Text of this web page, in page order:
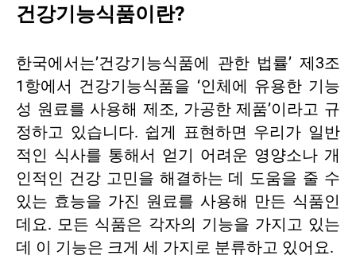
건강기능식품이란?
한국에서는’건강기능식품에 관한 법률’ 제3조
1항에서 건강기능식품을 ‘인체에 유용한 기능
성 원료를 사용해 제조, 가공한 제품’이라고 규
정하고 있습니다. 쉽게 표현하면 우리가 일반
적인 식사를 통해서 얻기 어려운 영양소나 개
인적인 건강 고민을 해결하는 데 도움을 줄 수
있는 효능을 가진 원료를 사용해 만든 식품인
데요. 모든 식품은 각자의 기능을 가지고 있는
데 이 기능은 크게 세 가지로 분류하고 있어요.